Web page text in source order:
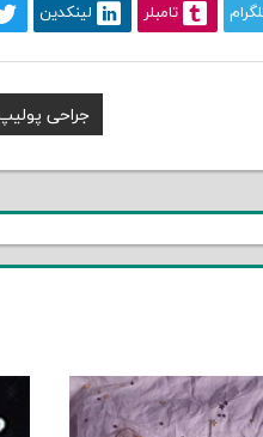
تامبلر لینکدین
Next
Post:
جراحی